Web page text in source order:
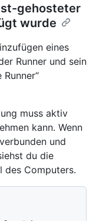
gehosteter
wurde
eines
Runner und sein
muss aktiv
kann. Wenn
und
du die
des Computers.